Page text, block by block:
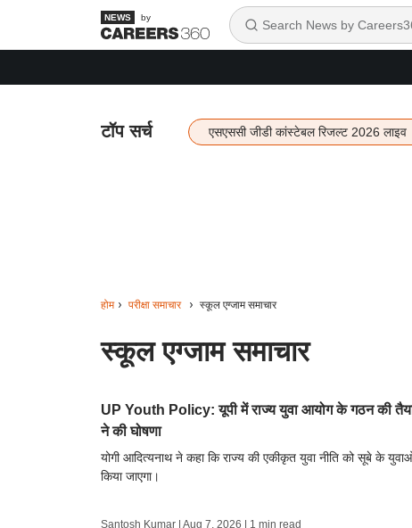
by
टॉप सर्च एसएससी जीडी कांस्टेबल रिजल्ट 2026 लाइव
होम परीक्षा समाचार स्कूल एग्जाम समाचार
स्कूल एग्जाम समाचार
UP Youth Policy: यूपी में राज्य युवा आयोग के गठन की
ने की घोषणा
योगी आदित्यनाथ ने कहा कि राज्य की एकीकृत युवा नीति को सूबे के
किया जाएगा।
Santosh Kumar Aug 7, 2026 | 1 min read